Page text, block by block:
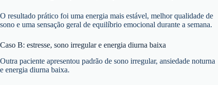
O resultado prático foi uma energia mais estável, melhor qualidade de
sono e uma sensação geral de equilíbrio emocional durante a semana.
Caso B: estresse, sono irregular e energia diurna baixa
Outra paciente apresentou padrão de sono irregular, ansiedade noturna
e energia diurna baixa.